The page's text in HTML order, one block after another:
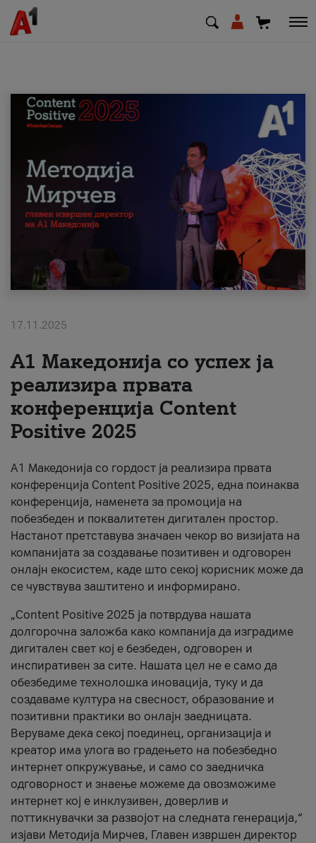
МК EN
Приватни Деловни
Поддршка
Надополни кредит
#ПодобарОнлајн
17.11.2025
А1 Македонија со успех ја
реализира првата
конференција Content
Positive 2025
А1 Македонија со гордост ја реализира првата
конференција Content Positive 2025, една поинаква
конференција, наменета за промоција на
побезбеден и поквалитетен дигитален простор.
Настанот претставува значаен чекор во визијата на
компанијата за создавање позитивен и одговорен
онлајн екосистем, каде што секој корисник може да
се чувствува заштитено и информирано.
„Content Positive 2025 ја потврдува нашата
долгорочна заложба како компанија да изградиме
дигитален свет кој е безбеден, одговорен и
инспиративен за сите. Нашата цел не е само да
обезбедиме технолошка иновација, туку и да
создаваме култура на свесност, образование и
позитивни практики во онлајн заедницата.
Веруваме дека секој поединец, организација и
креатор има улога во градењето на побезбедно
интернет опкружување, и само со заедничка
одговорност и знаење можеме да овозможиме
интернет кој е инклузивен, доверлив и
поттикнувачки за развојот на следната генерација,“
изјави Методија Мирчев, Главен извршен директор